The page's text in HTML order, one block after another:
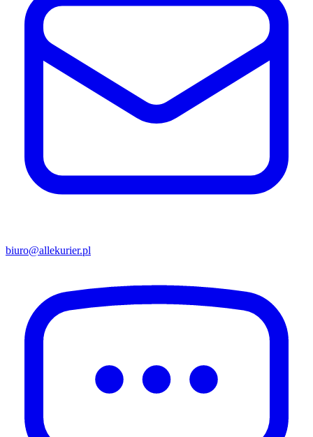
biuro@allekurier.pl